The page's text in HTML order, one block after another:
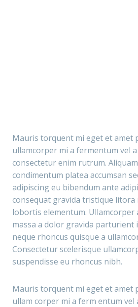
Mauris torquent mi eget et amet
ullamcorper mi a fermentum vel
consectetur enim rutrum.
condimentum platea accumsan
adipiscing eu bibendum ante
consequat gravida tristique litora
lobortis elementum.
massa a dolor gravida parturient
neque rhoncus quisque a
Consectetur scelerisque
suspendisse eu rhoncus nibh.
Mauris torquent mi eget et amet
ullam corper mi a ferm entum vel